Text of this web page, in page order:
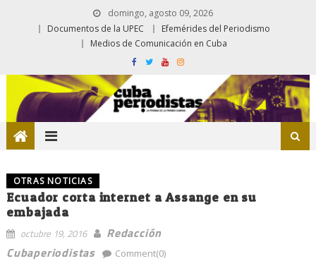
domingo, agosto 09, 2026
Documentos de la UPEC
Efemérides del Periodismo
Medios de Comunicación en Cuba
OTRAS NOTICIAS
Ecuador corta internet a Assange en su
embajada
octubre 19, 2016
Redacción
Cubaperiodistas
Comment(0)